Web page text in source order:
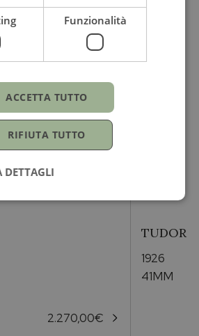
2.270,00€
TUDOR
1926
41MM
Funzionalità
ACCETTA TUTTO
RIFIUTA TUTTO
DETTAGLI